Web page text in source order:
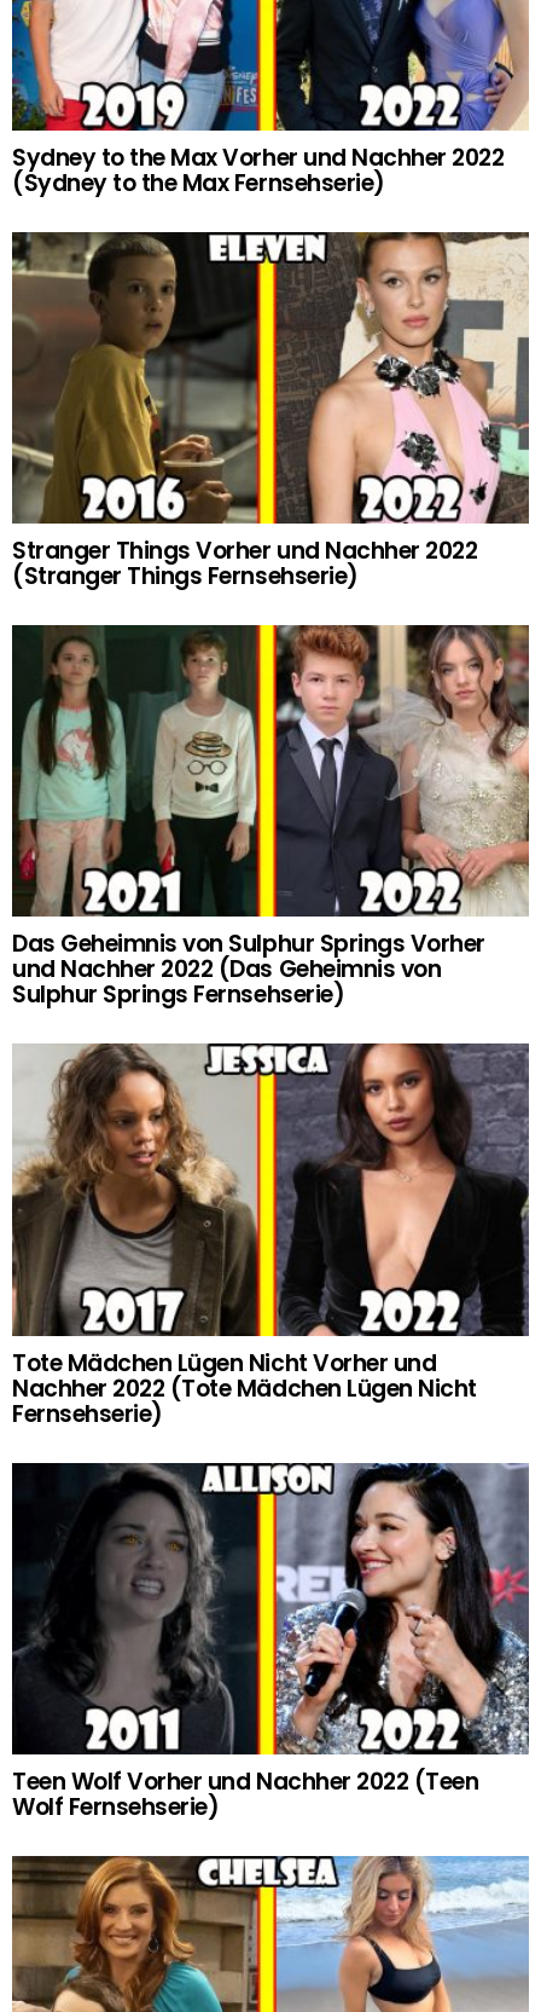
Sydney to the Max Vorher und Nachher 2022
(Sydney to the Max Fernsehserie)
Stranger Things Vorher und Nachher 2022
(Stranger Things Fernsehserie)
Das Geheimnis von Sulphur Springs Vorher
und Nachher 2022 (Das Geheimnis von
Sulphur Springs Fernsehserie)
Tote Mädchen Lügen Nicht Vorher und
Nachher 2022 (Tote Mädchen Lügen Nicht
Fernsehserie)
Teen Wolf Vorher und Nachher 2022 (Teen
Wolf Fernsehserie)